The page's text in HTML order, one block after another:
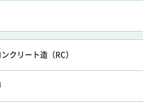
クリート造（RC）